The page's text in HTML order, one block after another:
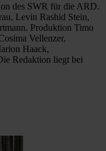
des SWR für die ARD.
Levin Rashid Stein,
Produktion Timo
Vellenzer,
Haack,
Redaktion liegt bei